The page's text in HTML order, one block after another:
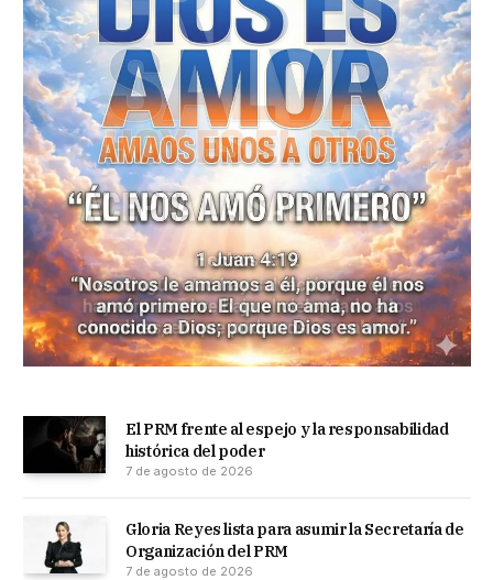
El PRM frente al espejo y la responsabilidad
histórica del poder
7 de agosto de 2026
Gloria Reyes lista para asumir la Secretaría de
Organización del PRM
7 de agosto de 2026